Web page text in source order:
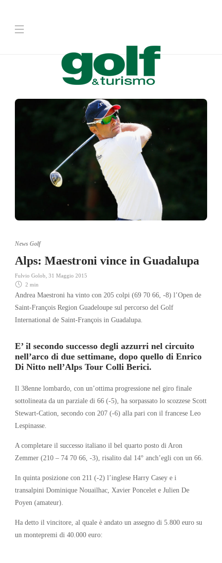
News Golf
Alps: Maestroni vince in Guadalupa
Fulvio Golob 31 Maggio 2015
2 min
Andrea Maestroni ha vinto con 205 colpi (69 70 66, -8) l’Open de
Saint-François Region Guadeloupe sul percorso del Golf
International de Saint-François in Guadalupa.
E’ il secondo successo degli azzurri nel circuito
nell’arco di due settimane, dopo quello di Enrico
Di Nitto nell’Alps Tour Colli Berici.
Il 38enne lombardo, con un’ottima progressione nel giro finale
sottolineata da un parziale di 66 (-5), ha sorpassato lo scozzese Scott
Stewart-Cation, secondo con 207 (-6) alla pari con il francese Leo
Lespinasse.
A completare il successo italiano il bel quarto posto di Aron
Zemmer (210 – 74 70 66, -3), risalito dal 14° anch’egli con un 66.
In quinta posizione con 211 (-2) l’inglese Harry Casey e i
transalpini Dominique Nouailhac, Xavier Poncelet e Julien De
Poyen (amateur).
Ha detto il vincitore, al quale è andato un assegno di 5.800 euro su
un montepremi di 40.000 euro: